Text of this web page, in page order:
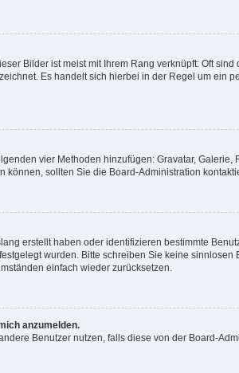
Bilder ist meist mit Ihrem Rang verknüpft: Oft
Es handelt sich hierbei in der Regel um ein
vier Methoden hinzufügen: Gravatar,
sollten Sie die Board-Administration
erstellt haben oder identifizieren bestimmte
wurden. Bitte schreiben Sie keine
einfach wieder zurücksetzen.
anzumelden.
Benutzer nutzen, falls diese von der Board-